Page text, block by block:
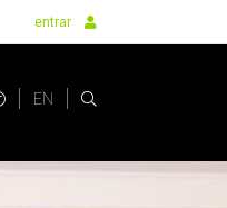
entrar
EN